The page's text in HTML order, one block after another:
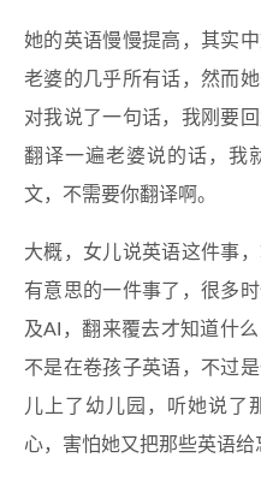
她的英语慢慢提高，其实
老婆的几乎所有话，然而
对我说了一句话，我刚要
翻译一遍老婆说的话，我
文，不需要你翻译啊。
大概，女儿说英语这件事
有意思的一件事了，很多
及AI，翻来覆去才知道什
不是在卷孩子英语，不过
儿上了幼儿园，听她说了
心，害怕她又把那些英语给